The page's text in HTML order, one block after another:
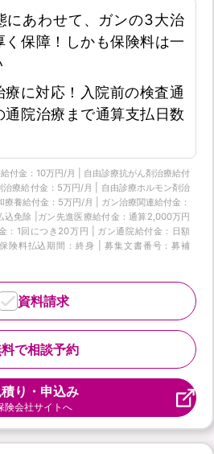
にあわせて、ガンの3大治
く保障！しかも保険料は一
に対応！入院前の検査通
通院治療まで通算支払日数
付金：10万円/月 | 自由診療抗がん剤治療給付
療給付金：5万円/月 | 自由診療ホルモン剤治
養給付金：5万円/月 | ガン治療関連給付金：
免除 |ガン先進医療給付金：通算2,000万円
：1回につき20万円 | ガン通院給付金：日額
険料払込期間：終身 | 募集文書番号：募補
で相談予約
資料請求
積り・申込み
険会社サイトへ